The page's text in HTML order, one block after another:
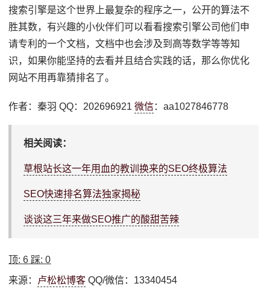
搜索引擎是这个世界上最复杂的程序之一，公开的算法不
胜其数，有兴趣的小伙伴们可以看看搜索引擎公司他们申
请专利的一个文档，文档中也会涉及到高等数学等等知
识，如果你能坚持的去看并且结合实践的话，那么你优化
网站不用再靠猜排名了。
作者：秦羽 QQ：202696921微信：aa1027846778
相关阅读：
草根站长这一年用血的教训换来的SEO终极算法
SEO快速排名算法独家揭秘
谈谈这三年来做SEO推广的酸甜苦辣
顶:6 踩:0
来源： 卢松松博客 QQ/微信：13340454